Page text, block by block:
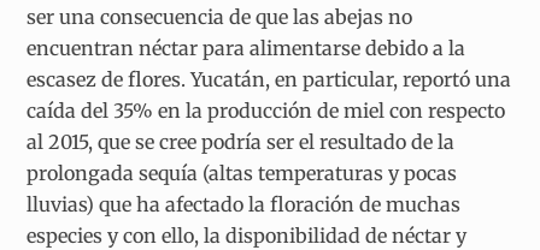
ser una consecuencia de que las abejas no
encuentran néctar para alimentarse debido a la
escasez de flores. Yucatán, en particular, reportó una
caída del 35% en la producción de miel con respecto
al 2015, que se cree podría ser el resultado de la
prolongada sequía (altas temperaturas y pocas
lluvias) que ha afectado la floración de muchas
especies y con ello, la disponibilidad de néctar y